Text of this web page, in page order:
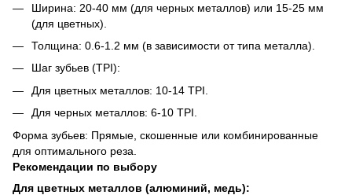
Ширина: 20-40 мм (для черных металлов) или 15-25 мм
(для цветных).
Толщина: 0.6-1.2 мм (в зависимости от типа металла).
Шаг зубьев (TPI):
Для цветных металлов: 10-14 TPI.
Для черных металлов: 6-10 TPI.
Форма зубьев: Прямые, скошенные или комбинированные
для оптимального реза.
Рекомендации по выбору
Для цветных металлов (алюминий, медь):